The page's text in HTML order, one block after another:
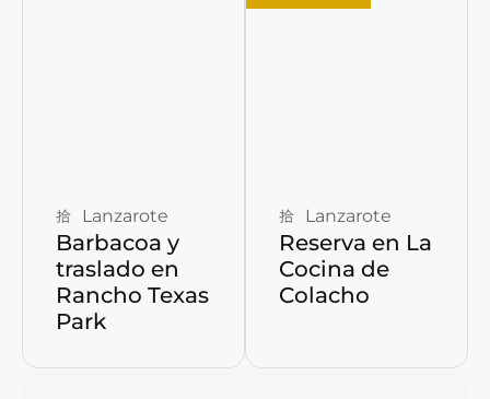
Lanzarote
Barbacoa y
traslado en
Rancho Texas
Park
Lanzarote
Reserva en La
Cocina de
Colacho